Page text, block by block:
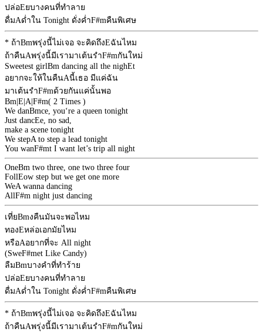
ปล่อEยบางคนที่ทำลาย
ดื่มAด่ำใน Tonight ดั่งค่ำF#mคืนพิเศษ
* ถ้าBmพรุ่งนี้ไม่เจอ จะคิดถึงEฉันไหม
ถ้าคืนAพรุ่งนี้มีเรามาเต้นรำF#mกันใหม่
Sweetest girlBm dancing all the nighEt
อยากจะให้ในคืนAนี้เธอ มีแค่ฉัน
มาเต้นรำF#mด้วยกันแค่นั้นพอ
Bm E A F#m( 2 Times )
We danBmce, you‘re a queen tonight
Just dancEe, no sad,
make a scene tonight
We stepAto step a lead tonight
You wanF#mt I want let’s trip all night
OneBm two three, one two three four
FollEow step but we get one more
WeAwanna dancing
AllF#m night just dancing
เที่ยBmงคืนมันจะพอไหม
ทองEหล่อเอกมัยไหม
หรือAอยากที่จะ All night
(SweF#met Like Candy)
ลืมBmบางคำที่ทำร้าย
ปล่อEยบางคนที่ทำลาย
ดื่มAด่ำใน Tonight ดั่งค่ำF#mคืนพิเศษ
* ถ้าBmพรุ่งนี้ไม่เจอ จะคิดถึงEฉันไหม
ถ้าคืนAพรุ่งนี้มีเรามาเต้นรำF#mกันใหม่